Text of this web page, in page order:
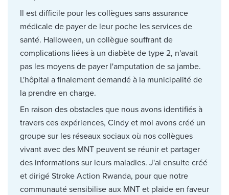
Il est difficile pour les collègues sans assurance
médicale de payer de leur poche les services de
santé. Halloween, un collègue souffrant de
complications liées à un diabète de type 2, n'avait
pas les moyens de payer l'amputation de sa jambe.
L'hôpital a finalement demandé à la municipalité de
la prendre en charge.
En raison des obstacles que nous avons identifiés à
travers ces expériences, Cindy et moi avons créé un
groupe sur les réseaux sociaux où nos collègues
vivant avec des MNT peuvent se réunir et partager
des informations sur leurs maladies. J'ai ensuite créé
et dirigé Stroke Action Rwanda, pour que notre
communauté sensibilise aux MNT et plaide en faveur